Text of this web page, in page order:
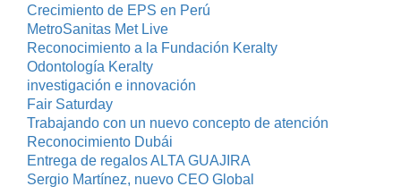
Crecimiento de EPS en Perú
MetroSanitas Met Live
Reconocimiento a la Fundación Keralty
Odontología Keralty
investigación e innovación
Fair Saturday
Trabajando con un nuevo concepto de atención
Reconocimiento Dubái
Entrega de regalos ALTA GUAJIRA
Sergio Martínez, nuevo CEO Global